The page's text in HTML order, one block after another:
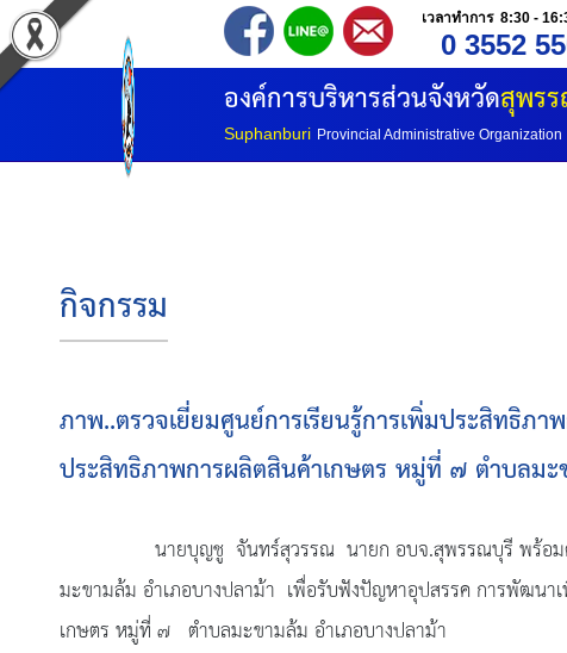
เวลาทำการ 8:30 -
0 3552
องค์การบริหารส่วนจังหวัดสุพร
Suphanburi Provincial Administrative Organization
กิจกรรม
ภาพ..ตรวจเยี่ยมศูนย์การเรียนรู้การเพิ่มประสิทธิ
ประสิทธิภาพการผลิตสินค้าเกษตร หมู่ที่ ๗ ตำบลมะ
นายบุญชู จันทร์สุวรรณ นายก อบจ.สุพรรณบุรี พร้อมด้วยข้า
มะขามล้ม อำเภอบางปลาม้า เพื่อรับฟังปัญหาอุปสรรค การพัฒน
เกษตร หมู่ที่ ๗ ตำบลมะขามล้ม อำเภอบางปลาม้า